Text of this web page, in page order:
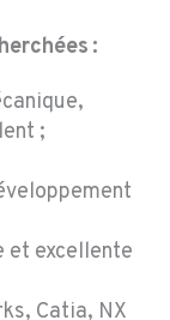
:
;
et excellente
Catia, NX